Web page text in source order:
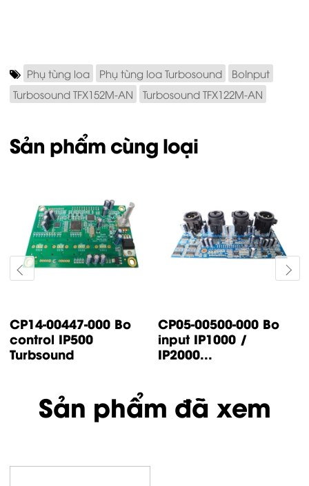
Phụ tùng loa Phụ tùng loa Turbosound
BoInput
Turbosound TFX152M-AN
Turbosound TFX122M-AN
Sản phẩm cùng loại
CP14-00447-000 Bo
control IP500
Turbsound
CP05-00500-000 Bo
input IP1000 /
IP2000...
Sản phẩm đã xem